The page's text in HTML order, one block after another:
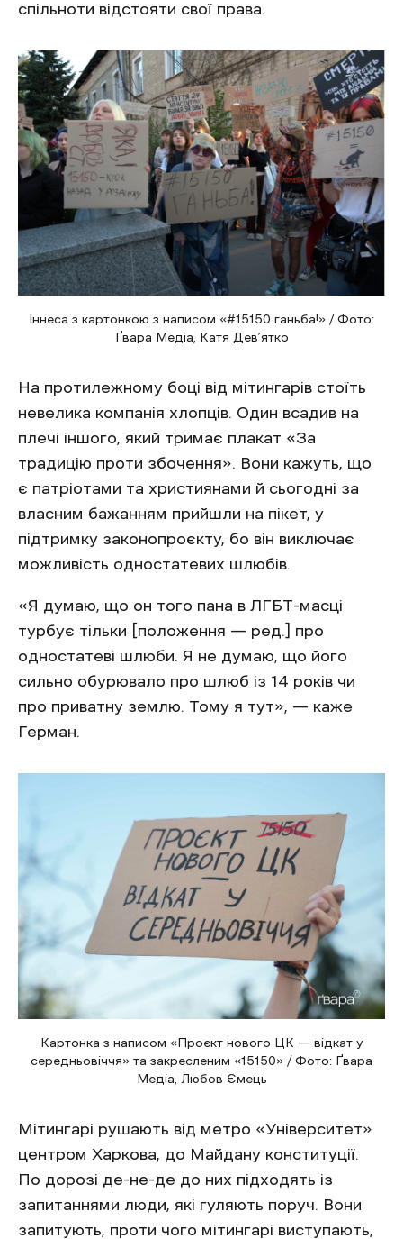
спільноти відстояти свої права.
Іннеса з картонкою з написом «#15150 ганьба!» / Фото:
Ґвара Медіа, Катя Дев’ятко
На протилежному боці від мітингарів стоїть
невелика компанія хлопців. Один всадив на
плечі іншого, який тримає плакат «За
традицію проти збочення». Вони кажуть, що
є патріотами та християнами й сьогодні за
власним бажанням прийшли на пікет, у
підтримку законопроєкту, бо він виключає
можливість одностатевих шлюбів.
«Я думаю, що он того пана в ЛГБТ-масці
турбує тільки [положення — ред.] про
одностатеві шлюби. Я не думаю, що його
сильно обурювало про шлюб із 14 років чи
про приватну землю. Тому я тут», — каже
Герман.
Картонка з написом «Проєкт нового ЦК — відкат у
середньовіччя» та закресленим «15150» / Фото: Ґвара
Медіа, Любов Ємець
Мітингарі рушають від метро «Університет»
центром Харкова, до Майдану конституції.
По дорозі де-не-де до них підходять із
запитаннями люди, які гуляють поруч. Вони
запитують, проти чого мітингарі виступають,